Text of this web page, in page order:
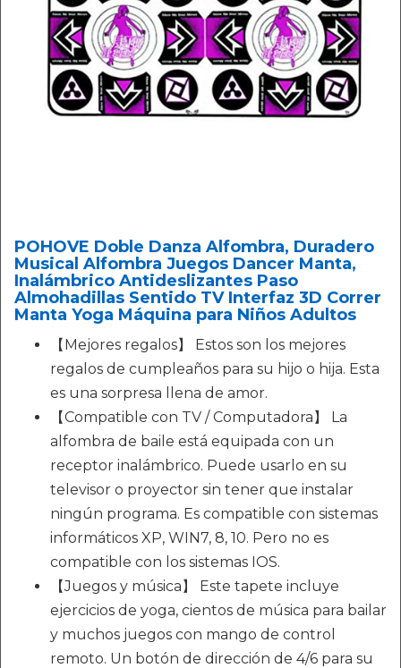
POHOVE Doble Danza Alfombra, Duradero
Musical Alfombra Juegos Dancer Manta,
Inalámbrico Antideslizantes Paso
Almohadillas Sentido TV Interfaz 3D Correr
Manta Yoga Máquina para Niños Adultos
【Mejores regalos】 Estos son los mejores
regalos de cumpleaños para su hijo o hija. Esta
es una sorpresa llena de amor.
【Compatible con TV / Computadora】 La
alfombra de baile está equipada con un
receptor inalámbrico. Puede usarlo en su
televisor o proyector sin tener que instalar
ningún programa. Es compatible con sistemas
informáticos XP, WIN7, 8, 10. Pero no es
compatible con los sistemas IOS.
【Juegos y música】 Este tapete incluye
ejercicios de yoga, cientos de música para bailar
y muchos juegos con mango de control
remoto. Un botón de dirección de 4/6 para su